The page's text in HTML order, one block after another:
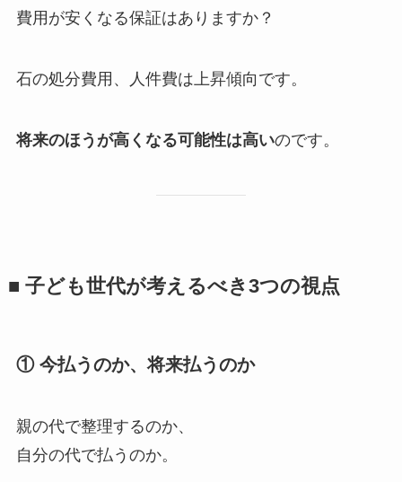
費用が安くなる保証はありますか？
石の処分費用、人件費は上昇傾向です。
将来のほうが高くなる可能性は高いのです。
■ 子ども​世代が​考えるべき​3つの​視点
① 今​払うのか、​将来払うのか
親の代で整理するのか、
自分の代で払うのか。